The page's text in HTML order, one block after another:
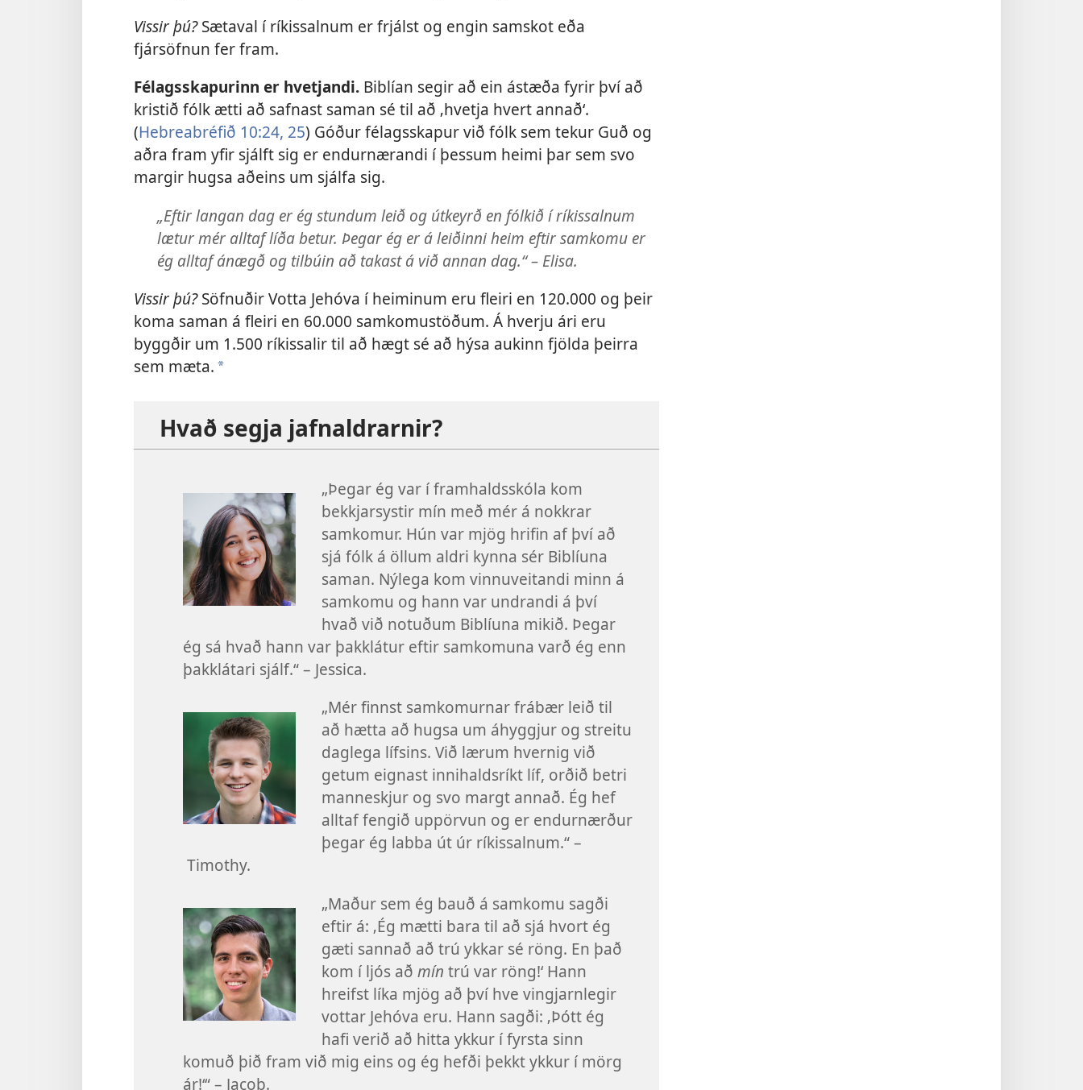
Vissir þú?Sætaval í ríkissalnum er frjálst og engin samskot eða
fjársöfnun fer fram.
Félagsskapurinn er hvetjandi. Biblían segir að ein ástæða fyrir því að
kristið fólk ætti að safnast saman sé til að ‚hvetja hvert annað‘.
(Hebreabréfið 10:24, 25) Góður félagsskapur við fólk sem tekur Guð og
aðra fram yfir sjálft sig er endurnærandi í þessum heimi þar sem svo
margir hugsa aðeins um sjálfa sig.
„Eftir langan dag er ég stundum leið og útkeyrð en fólkið í ríkissalnum
lætur mér alltaf líða betur. Þegar ég er á leiðinni heim eftir samkomu er
ég alltaf ánægð og tilbúin að takast á við annan dag.“ – Elisa.
Vissir þú?Söfnuðir Votta Jehóva í heiminum eru fleiri en 120.000 og þeir
koma saman á fleiri en 60.000 samkomustöðum. Á hverju ári eru
byggðir um 1.500 ríkissalir til að hægt sé að hýsa aukinn fjölda þeirra
sem mæta. a
Hvað segja jafnaldrarnir?
„Þegar ég var í framhaldsskóla kom
bekkjarsystir mín með mér á nokkrar
samkomur. Hún var mjög hrifin af því að
sjá fólk á öllum aldri kynna sér Biblíuna
saman. Nýlega kom vinnuveitandi minn á
samkomu og hann var undrandi á því
hvað við notuðum Biblíuna mikið. Þegar
ég sá hvað hann var þakklátur eftir samkomuna varð ég enn
þakklátari sjálf.“ – Jessica.
„Mér finnst samkomurnar frábær leið til
að hætta að hugsa um áhyggjur og streitu
daglega lífsins. Við lærum hvernig við
getum eignast innihaldsríkt líf, orðið betri
manneskjur og svo margt annað. Ég hef
alltaf fengið uppörvun og er endurnærður
þegar ég labba út úr ríkissalnum.“ –
Timothy.
„Maður sem ég bauð á samkomu sagði
eftir á: ‚Ég mætti bara til að sjá hvort ég
gæti sannað að trú ykkar sé röng. En það
kom í ljós að mín trú var röng!‘ Hann
hreifst líka mjög að því hve vingjarnlegir
vottar Jehóva eru. Hann sagði: ‚Þótt ég
hafi verið að hitta ykkur í fyrsta sinn
komuð þið fram við mig eins og ég hefði þekkt ykkur í mörg
ár!‘“ – Jacob.